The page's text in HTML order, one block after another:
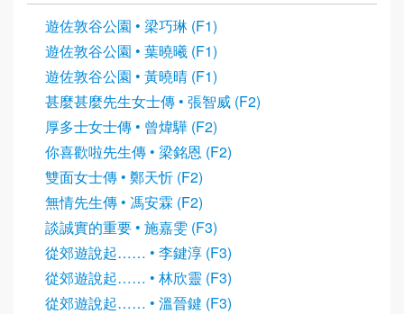
遊佐敦谷公園 • 梁巧琳 (F1)
遊佐敦谷公園 • 葉曉曦 (F1)
遊佐敦谷公園 • 黃曉晴 (F1)
甚麼甚麼先生女士傳 • 張智威 (F2)
厚多士女士傳 • 曾煒驊 (F2)
你喜歡啦先生傳 • 梁銘恩 (F2)
雙面女士傳 • 鄭天忻 (F2)
無情先生傳 • 馮安霖 (F2)
談誠實的重要 • 施嘉雯 (F3)
從郊遊說起…… • 李鍵淳 (F3)
從郊遊說起…… • 林欣靈 (F3)
從郊遊說起…… • 溫晉鍵 (F3)